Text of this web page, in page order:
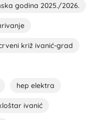
godina 2025./2026.
križ ivanić-grad
hep elektra
ivanić